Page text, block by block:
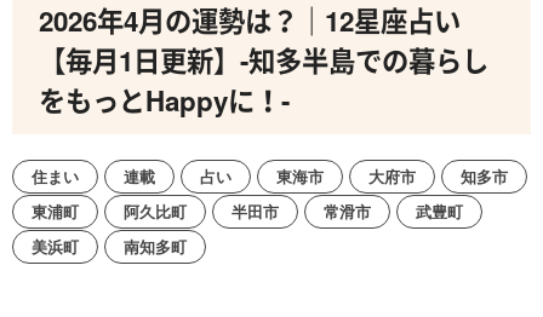
2026年4月の運勢は？｜12星座占い
【毎月1日更新】-知多半島での暮らし
をもっとHappyに！-
住まい 連載 占い 東海市 大府市
知多市
東浦町
阿久比町 半田市 常滑市
武豊町
美浜町
南知多町